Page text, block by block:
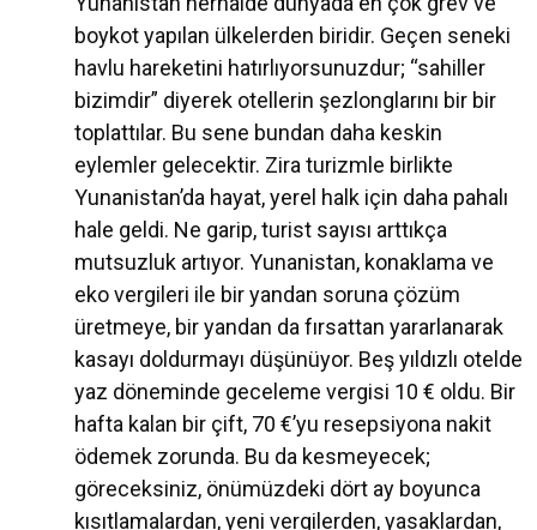
boykot yapılan ülkelerden biridir. Geçen seneki
havlu hareketini hatırlıyorsunuzdur; “sahiller
bizimdir” diyerek otellerin şezlonglarını bir bir
toplattılar. Bu sene bundan daha keskin
eylemler gelecektir. Zira turizmle birlikte
Yunanistan’da hayat, yerel halk için daha pahalı
hale geldi. Ne garip, turist sayısı arttıkça
mutsuzluk artıyor. Yunanistan, konaklama ve
eko vergileri ile bir yandan soruna çözüm
üretmeye, bir yandan da fırsattan yararlanarak
kasayı doldurmayı düşünüyor. Beş yıldızlı otelde
yaz döneminde geceleme vergisi 10 € oldu. Bir
hafta kalan bir çift, 70 €’yu resepsiyona nakit
ödemek zorunda. Bu da kesmeyecek;
göreceksiniz, önümüzdeki dört ay boyunca
kısıtlamalardan, yeni vergilerden, yasaklardan,